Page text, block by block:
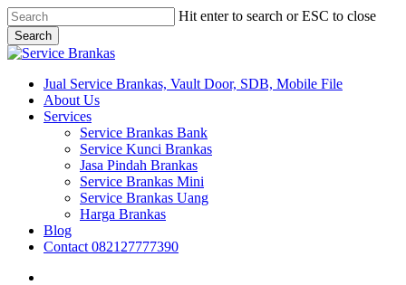
Skip
to
main
content
Hit enter to search or ESC to close
Search
Close
search
Menu
Jual Service Brankas, Vault Door, SDB, Mobile File
About Us
Services
Service Brankas Bank
Service Kunci Brankas
Jasa Pindah Brankas
Service Brankas Mini
Service Brankas Uang
Harga Brankas
Blog
Contact 082127777390